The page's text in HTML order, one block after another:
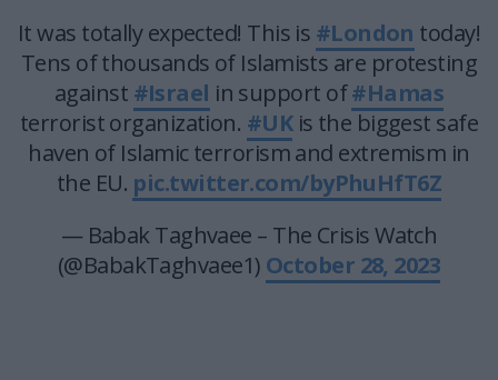
It was totally expected! This is #London today!
Tens of thousands of Islamists are protesting
against #Israel in support of#Hamas
terrorist organization. #UKis the biggest safe
haven of Islamic terrorism and extremism in
the EU. pic.twitter.com/byPhuHfT6Z
— Babak Taghvaee – The Crisis Watch
(@BabakTaghvaee1) October 28, 2023